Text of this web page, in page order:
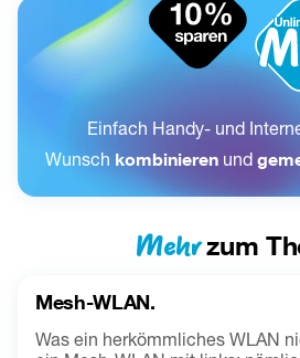
Einfach Handy- und
Wunsch kombinieren und
Mehrzum
Mesh-WLAN.
Was ein herkömmliches WLAN